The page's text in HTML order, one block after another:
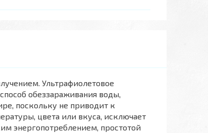
Ультрафиолетовое
обеззараживания воды,
поскольку не приводит к
цвета или вкуса, исключает
энергопотреблением, простотой